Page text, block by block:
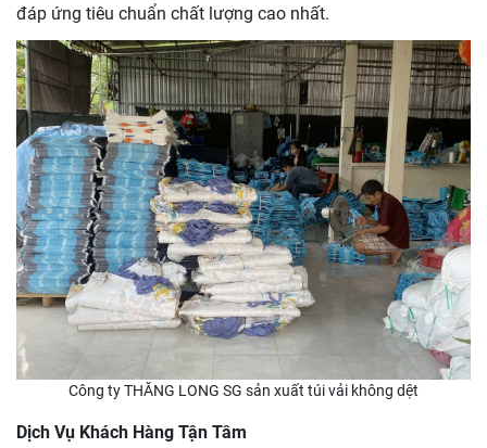
đáp ứng tiêu chuẩn chất lượng cao nhất.
Công ty THĂNG LONG SG sản xuất túi vải không dệt
Dịch Vụ Khách Hàng Tận Tâm